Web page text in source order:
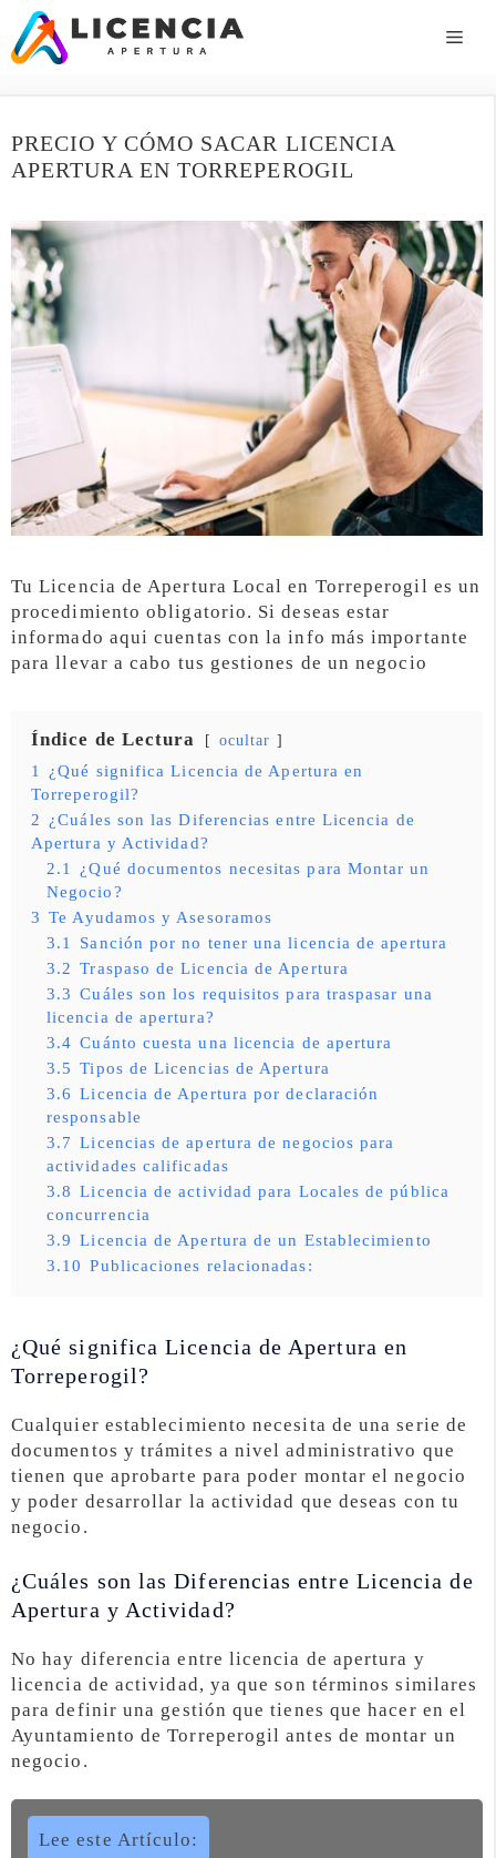
Saltar
contenido
PRECIO Y CÓMO SACAR LICENCIA
APERTURA EN TORREPEROGIL
Tu Licencia de Apertura Local en Torreperogil es un
procedimiento obligatorio. Si deseas estar
informado aqui cuentas con la info más importante
para llevar a cabo tus gestiones de un negocio
Índice de Lectura ocultar
1
¿Qué significa Licencia de Apertura en
Torreperogil?
2 ¿Cuáles son las Diferencias entre Licencia de
Apertura y Actividad?
2.1
¿Qué documentos necesitas para Montar un
Negocio?
3 Te Ayudamos y Asesoramos
3.1
Sanción por no tener una licencia de apertura
3.2 Traspaso de Licencia de Apertura
3.3 Cuáles son los requisitos para traspasar una
licencia de apertura?
3.4 Cuánto cuesta una licencia de apertura
3.5 Tipos de Licencias de Apertura
3.6 Licencia de Apertura por declaración
responsable
3.7 Licencias de apertura de negocios para
actividades calificadas
3.8 Licencia de actividad para Locales de pública
concurrencia
3.9 Licencia de Apertura de un Establecimiento
3.10 Publicaciones relacionadas:
¿Qué significa Licencia de Apertura en
Torreperogil?
Cualquier establecimiento necesita de una serie de
documentos y trámites a nivel administrativo que
tienen que aprobarte para poder montar el negocio
y poder desarrollar la actividad que deseas con tu
negocio.
¿Cuáles son las Diferencias entre Licencia de
Apertura y Actividad?
No hay diferencia entre licencia de apertura y
licencia de actividad, ya que son términos similares
para definir una gestión que tienes que hacer en el
Ayuntamiento de Torreperogil antes de montar un
negocio.
Lee este Artículo: